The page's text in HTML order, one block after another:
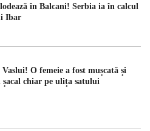
în Balcani! Serbia ia în calcul
Ibar
O femeie a fost mușcată și
șacal chiar pe ulița satului